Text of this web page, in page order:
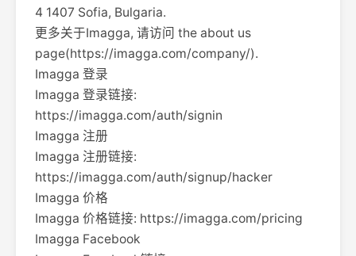
4 1407 Sofia, Bulgaria.
更多关于Imagga, 请访问 the about us
page(https://imagga.com/company/).
Imagga 登录
Imagga 登录链接:
https://imagga.com/auth/signin
Imagga 注册
Imagga 注册链接:
https://imagga.com/auth/signup/hacker
Imagga 价格
Imagga 价格链接: https://imagga.com/pricing
Imagga Facebook